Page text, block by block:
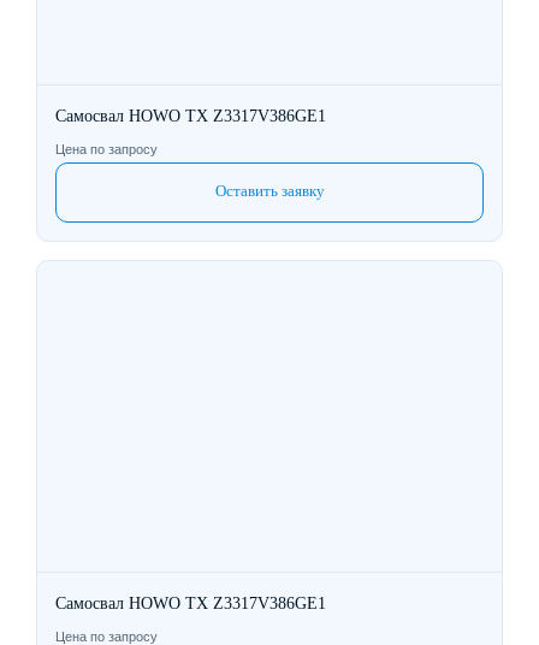
Самосвал HOWO TX Z3317V386GE1
Цена по запросу
Оставить заявку
Самосвал HOWO TX Z3317V386GE1
Цена по запросу